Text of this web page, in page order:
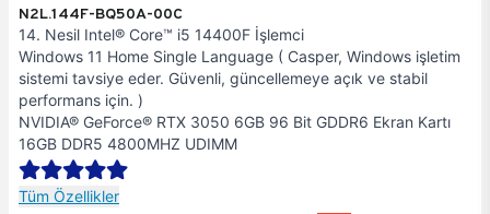
N2L.144F-BQ50A-00C
14. Nesil Intel® Core™ i5 14400F İşlemci
Windows 11 Home Single Language ( Casper, Windows işletim
sistemi tavsiye eder. Güvenli, güncellemeye açık ve stabil
performans için. )
NVIDIA® GeForce® RTX 3050 6GB 96 Bit GDDR6 Ekran Kartı
16GB DDR5 4800MHZ UDIMM
Tüm Özellikler